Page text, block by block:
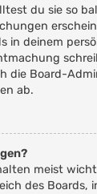
du sie so
in deinem
die Board-
ab.
meist
des Boards,